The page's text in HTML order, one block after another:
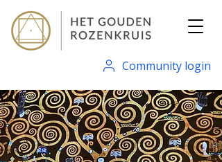
Community login